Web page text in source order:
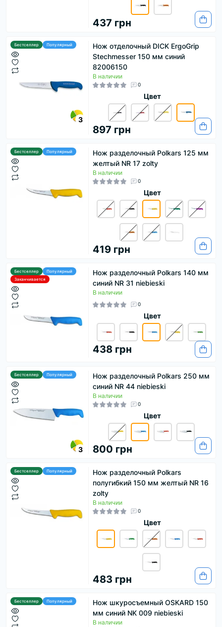
437 грн
Бестселлер Популярный
3
Нож отделочный DICK ErgoGrip
Stechmesser 150 мм синий
82006150
В наличии
0
Цвет
897 грн
Бестселлер Популярный
Нож разделочный Polkars 125 мм
желтый NR 17 zolty
В наличии
0
Цвет
419 грн
Бестселлер
Популярный
Заканчивается
Нож разделочный Polkars 140 мм
синий NR 31 niebieski
В наличии
0
Цвет
438 грн
Бестселлер Популярный
3
Нож разделочный Polkars 250 мм
синий NR 44 niebieski
В наличии
0
Цвет
800 грн
Бестселлер Популярный
Нож разделочный Polkars
полугибкий 150 мм желтый NR 16
zolty
В наличии
0
Цвет
483 грн
Бестселлер Популярный
Нож шкуросъемный OSKARD 150
мм синий NK 009 niebieski
В наличии